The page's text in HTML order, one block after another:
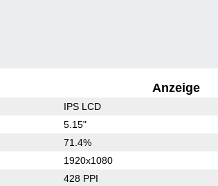
Anzeige
IPS LCD
5.15"
71.4%
1920x1080
428 PPI